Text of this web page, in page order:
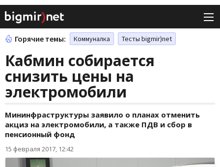
Горячие темы: Коммуналка Тесты bigmir)net
Кабмин собирается
снизить цены на
электромобили
Мининфраструктуры заявило о планах отменить
акциз на электромобили, а также ПДВ и сбор в
пенсионный фонд
15 февраля 2017, 12:42